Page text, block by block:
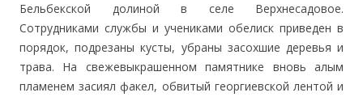
Бельбекской долиной в селе Верхнесадовое.
Сотрудниками службы и учениками обелиск приведен в
порядок, подрезаны кусты, убраны засохшие деревья и
трава. На свежевыкрашенном памятнике вновь алым
пламенем засиял факел, обвитый георгиевской лентой и